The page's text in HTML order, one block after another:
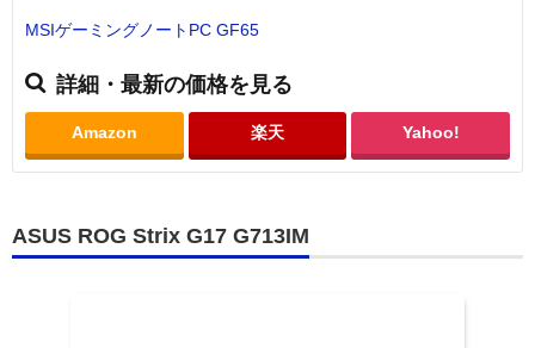
MSIゲーミングノートPC GF65
詳細・最新の価格を見る
Amazon 楽天 Yahoo!
ASUS ROG Strix G17 G713IM